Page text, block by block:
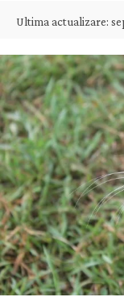
Ultima actualizare: